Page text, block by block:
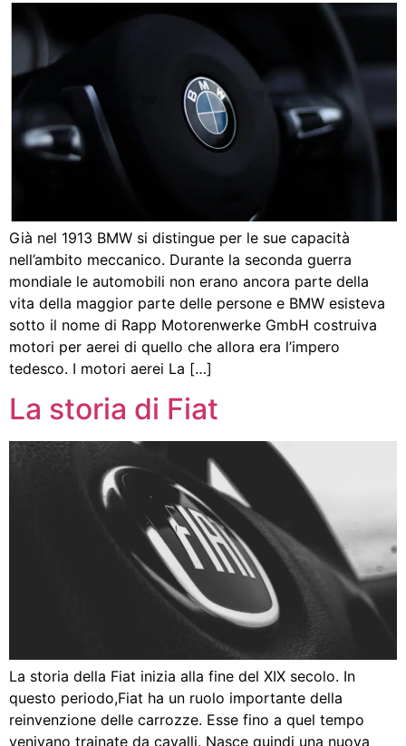
Già nel 1913 BMW si distingue per le sue capacità
nell’ambito meccanico. Durante la seconda guerra
mondiale le automobili non erano ancora parte della
vita della maggior parte delle persone e BMW esisteva
sotto il nome di Rapp Motorenwerke GmbH costruiva
motori per aerei di quello che allora era l’impero
tedesco. I motori aerei La […]
La storia di Fiat
La storia della Fiat inizia alla fine del XIX secolo. In
questo periodo,Fiat ha un ruolo importante della
reinvenzione delle carrozze. Esse fino a quel tempo
venivano trainate da cavalli. Nasce quindi una nuova